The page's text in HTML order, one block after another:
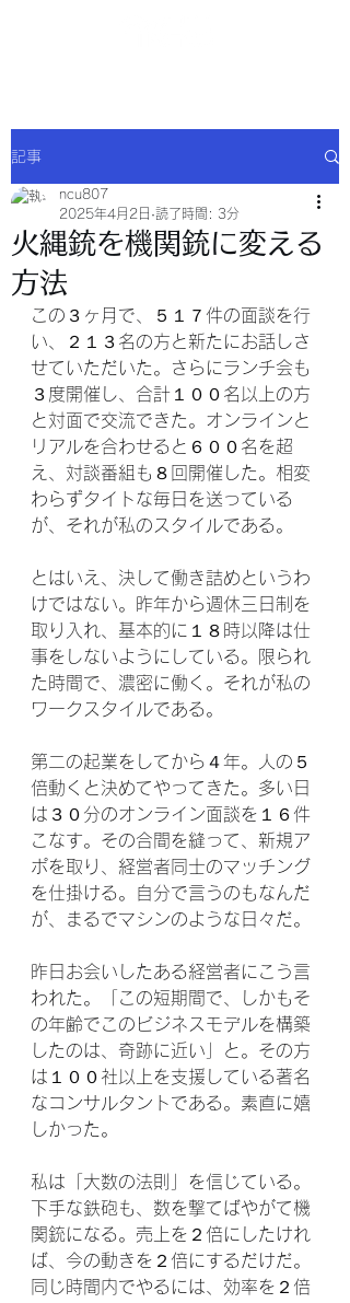
記事
火縄銃を機関銃に変える
方法
ncu807
2025年4月2日 読了時間: 3分
この３ヶ月で、５１７件の面談を行
い、２１３名の方と新たにお話しさ
せていただいた。さらにランチ会も
３度開催し、合計１００名以上の方
と対面で交流できた。オンラインと
リアルを合わせると６００名を超
え、対談番組も８回開催した。相変
わらずタイトな毎日を送っている
が、それが私のスタイルである。
とはいえ、決して働き詰めというわ
けではない。昨年から週休三日制を
取り入れ、基本的に１８時以降は仕
事をしないようにしている。限られ
た時間で、濃密に働く。それが私の
ワークスタイルである。
第二の起業をしてから４年。人の５
倍動くと決めてやってきた。多い日
は３０分のオンライン面談を１６件
こなす。その合間を縫って、新規ア
ポを取り、経営者同士のマッチング
を仕掛ける。自分で言うのもなんだ
が、まるでマシンのような日々だ。
昨日お会いしたある経営者にこう言
われた。「この短期間で、しかもそ
の年齢でこのビジネスモデルを構築
したのは、奇跡に近い」と。その方
は１００社以上を支援している著名
なコンサルタントである。素直に嬉
しかった。
私は「大数の法則」を信じている。
下手な鉄砲も、数を撃てばやがて機
関銃になる。売上を２倍にしたけれ
ば、今の動きを２倍にするだけだ。
同じ時間内でやるには、効率を２倍